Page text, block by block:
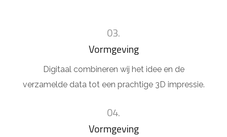
03.
Vormgeving
Digitaal combineren wij het idee en de
verzamelde data tot een prachtige 3D impressie.
04.
Vormgeving